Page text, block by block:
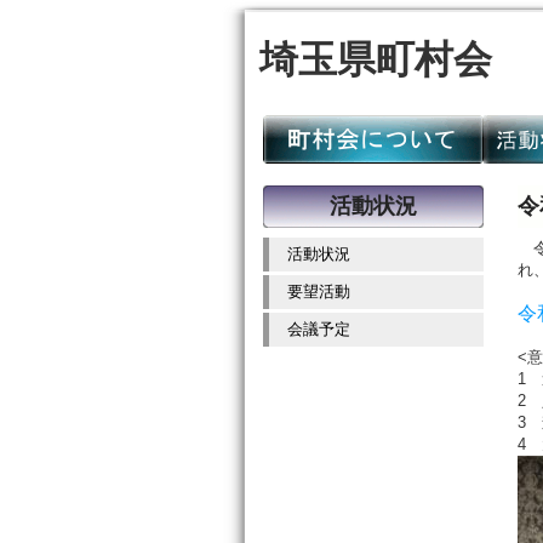
埼玉県町村会
活動状況
活動状況
要望活動
会議予定
れ
令
<
1
2
3
4